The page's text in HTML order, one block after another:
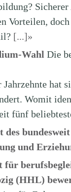
Vorteilen,
[...]»
Wahl Die
Jahrzehnte hat
Womit
fünf
des
und
für
(HHL)